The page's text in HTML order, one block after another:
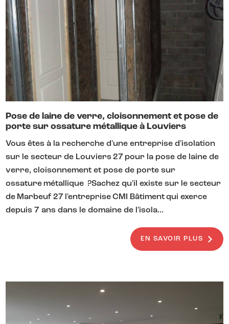
Pose de laine de verre, cloisonnement et pose de
porte sur ossature métallique à Louviers
Vous êtes à la recherche d'une entreprise d'isolation
sur le secteur de Louviers 27 pour la pose de laine de
verre, cloisonnement et pose de porte sur
ossature métallique ?Sachez qu'il existe sur le secteur
de Marbeuf 27 l'entreprise CMI Bâtiment qui exerce
depuis 7 ans dans le domaine de l'isola...
EN SAVOIR PLUS